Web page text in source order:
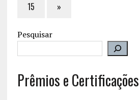
15
»
Pesquisar
Prêmios e Certificações